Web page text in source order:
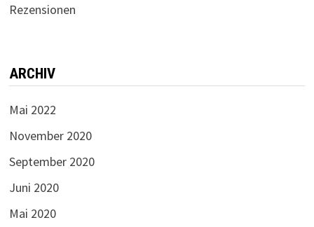
Rezensionen
ARCHIV
Mai 2022
November 2020
September 2020
Juni 2020
Mai 2020